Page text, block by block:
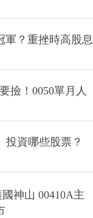
軍？重挫時高股息
撿！0050單月人
投資哪些股票？
神山 00410A主